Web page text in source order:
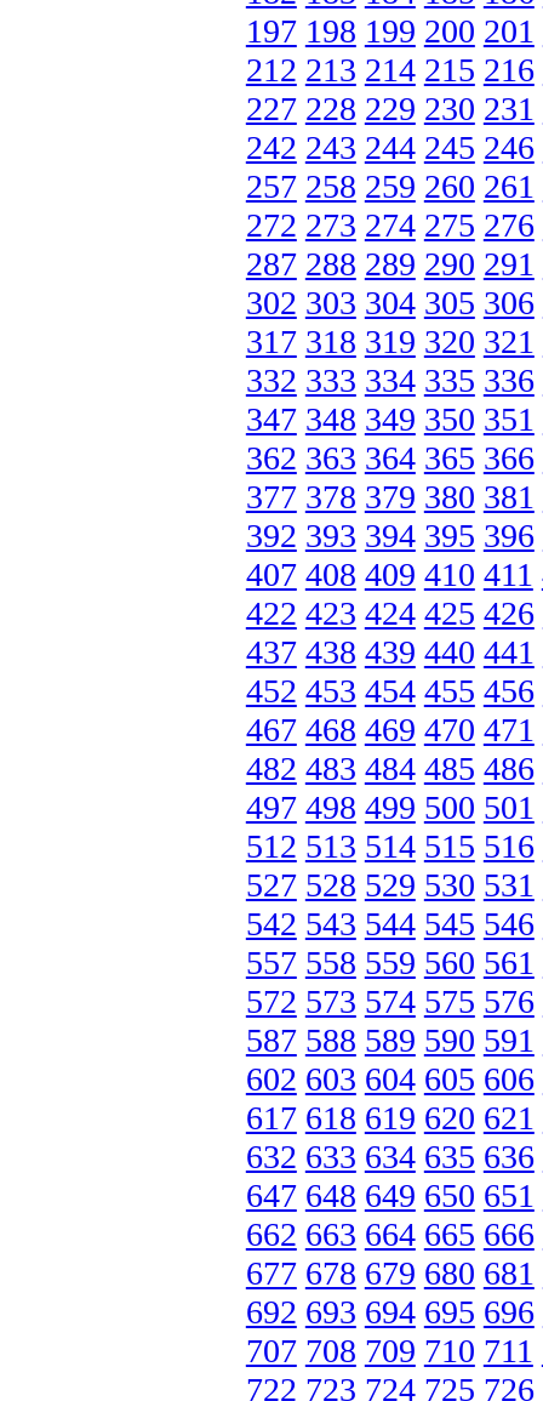
197 198 199 200 201
212 213 214 215 216
227 228 229 230 231
242 243 244 245 246
257 258 259 260 261
272 273 274 275 276
287 288 289 290 291
302 303 304 305 306
317 318 319 320 321
332 333 334 335 336
347 348 349 350 351
362 363 364 365 366
377 378 379 380 381
392 393 394 395 396
407 408 409 410 411
422 423 424 425 426
437 438 439 440 441
452 453 454 455 456
467 468 469 470 471
482 483 484 485 486
497 498 499 500 501
512 513 514 515 516
527 528 529 530 531
542 543 544 545 546
557 558 559 560 561
572 573 574 575 576
587 588 589 590 591
602 603 604 605 606
617 618 619 620 621
632 633 634 635 636
647 648 649 650 651
662 663 664 665 666
677 678 679 680 681
692 693 694 695 696
707 708 709 710 711
722 723 724 725 726